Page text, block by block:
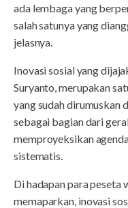
ada lembaga yang
salah satunya yang
jelasnya.
Inovasi sosial yang
Suryanto, merupakan
yang sudah dirumuskan
sebagai bagian dari
memproyeksikan
sistematis.
Di hadapan para peseta
memaparkan, inovasi